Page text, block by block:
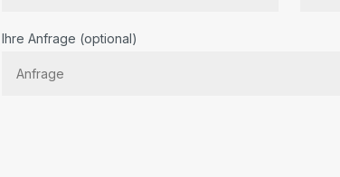
Sie
Ihre Anfrage (optional)